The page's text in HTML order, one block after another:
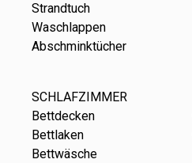
Strandtuch
Waschlappen
Abschminktücher
SCHLAFZIMMER
Bettdecken
Bettlaken
Bettwäsche